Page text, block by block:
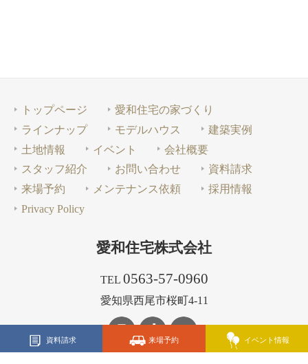
資料請求 来場予約 イベント情報
トップページ
愛和住宅の家づくり
ラインナップ
モデルハウス
建築実例
土地情報
イベント
会社概要
スタッフ紹介
お問い合わせ
資料請求
来場予約
メンテナンス依頼
採用情報
Privacy Policy
愛和住宅株式会社
TEL 0563-57-0960
愛知県西尾市桜町4-11